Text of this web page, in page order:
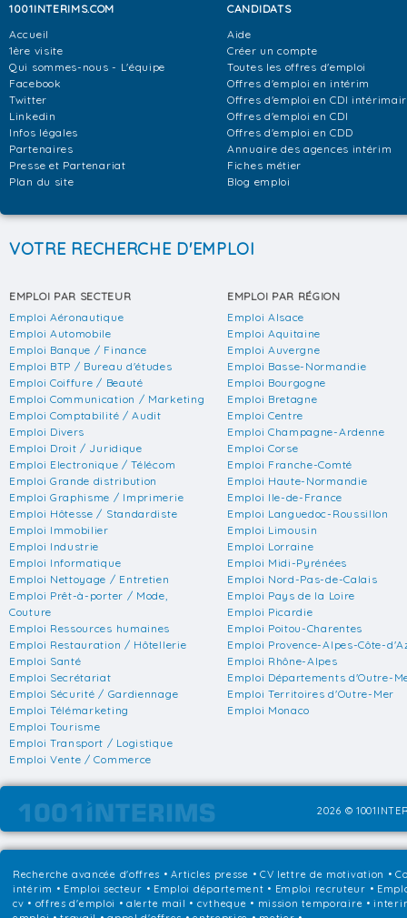
1001INTERIMS.COM
Accueil
1ère visite
Qui sommes-nous - L'équipe
Facebook
Twitter
Linkedin
Infos légales
Partenaires
Presse et Partenariat
Plan du site
CANDIDATS
Aide
Créer un compte
Toutes les offres d'emploi
Offres d'emploi en intérim
Offres d'emploi en CDI
Offres d'emploi en CDI
Offres d'emploi en CDD
Annuaire des agences intérim
Fiches métier
Blog emploi
VOTRE RECHERCHE D'EMPLOI
EMPLOI PAR SECTEUR
Emploi Aéronautique
Emploi Automobile
Emploi Banque / Finance
Emploi BTP / Bureau d'études
Emploi Coiffure / Beauté
Emploi Communication / Marketing
Emploi Comptabilité / Audit
Emploi Divers
Emploi Droit / Juridique
Emploi Electronique / Télécom
Emploi Grande distribution
Emploi Graphisme / Imprimerie
Emploi Hôtesse / Standardiste
Emploi Immobilier
Emploi Industrie
Emploi Informatique
Emploi Nettoyage / Entretien
Emploi Prêt-à-porter / Mode,
Couture
Emploi Ressources humaines
Emploi Restauration / Hôtellerie
Emploi Santé
Emploi Secrétariat
Emploi Sécurité / Gardiennage
Emploi Télémarketing
Emploi Tourisme
Emploi Transport / Logistique
Emploi Vente / Commerce
EMPLOI PAR RÉGION
Emploi Alsace
Emploi Aquitaine
Emploi Auvergne
Emploi Basse-Normandie
Emploi Bourgogne
Emploi Bretagne
Emploi Centre
Emploi Champagne-Ardenne
Emploi Corse
Emploi Franche-Comté
Emploi Haute-Normandie
Emploi Ile-de-France
Emploi Languedoc-Roussillon
Emploi Limousin
Emploi Lorraine
Emploi Midi-Pyrénées
Emploi Nord-Pas-de-Calais
Emploi Pays de la Loire
Emploi Picardie
Emploi Poitou-Charentes
Emploi Provence-Alpes-Côte-
Emploi Rhône-Alpes
Emploi Départements d'Outre-
Emploi Territoires d'Outre-Mer
Emploi Monaco
2026 ©
Recherche avancée d'offres •Articles presse • CV lettre de motivation •
intérim • Emploi secteur • Emploi département • Emploi recruteur •
cv • offres d'emploi • alerte mail • cvtheque • mission temporaire •